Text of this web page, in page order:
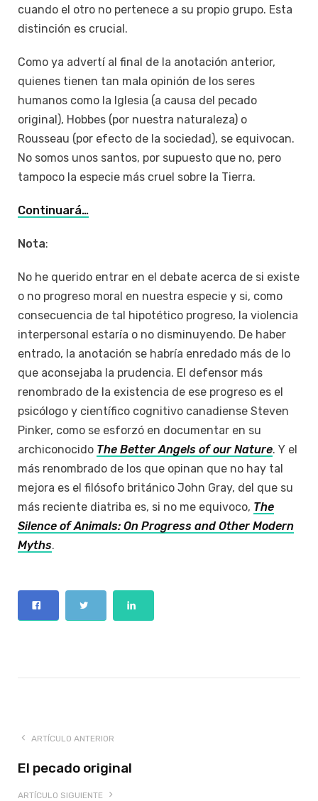
cuando el otro no pertenece a su propio grupo. Esta
distinción es crucial.
Como ya advertí al final de la anotación anterior,
quienes tienen tan mala opinión de los seres
humanos como la Iglesia (a causa del pecado
original), Hobbes (por nuestra naturaleza) o
Rousseau (por efecto de la sociedad), se equivocan.
No somos unos santos, por supuesto que no, pero
tampoco la especie más cruel sobre la Tierra.
Continuará…
Nota:
No he querido entrar en el debate acerca de si existe
o no progreso moral en nuestra especie y si, como
consecuencia de tal hipotético progreso, la violencia
interpersonal estaría o no disminuyendo. De haber
entrado, la anotación se habría enredado más de lo
que aconsejaba la prudencia. El defensor más
renombrado de la existencia de ese progreso es el
psicólogo y científico cognitivo canadiense Steven
Pinker, como se esforzó en documentar en su
archiconocido The Better Angels of our Nature. Y el
más renombrado de los que opinan que no hay tal
mejora es el filósofo británico John Gray, del que su
más reciente diatriba es, si no me equivoco, The
Silence of Animals: On Progress and Other Modern
Myths.
ARTÍCULO ANTERIOR
El pecado original
ARTÍCULO SIGUIENTE